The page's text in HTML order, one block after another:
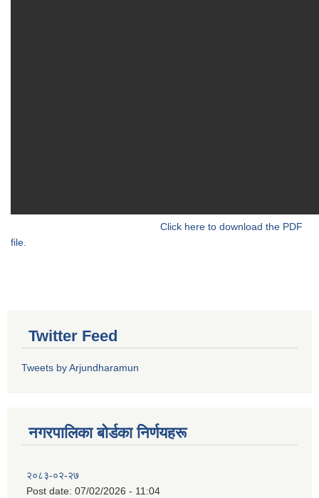
Click here to download the PDF
file.
Twitter Feed
Tweets by Arjundharamun
नगरपालिका बाेर्डका निर्णयहरू
२०८३-०२-२७
Post date: 07/02/2026 - 11:04